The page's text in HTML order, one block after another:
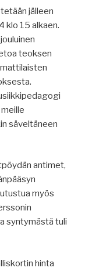
jälleen
klo 15 alkaen.
teoksen
säveltäneen
antimet,
myös
syntymästä tuli
hinta